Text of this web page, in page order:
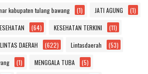
kabupaten tulang bawang (1) JATI AGUNG (1)
(64) KESEHATAN TERKINI (11)
LINTAS DAERAH (622) Lintasdaerah (53)
(1) MENGGALA TUBA (5)